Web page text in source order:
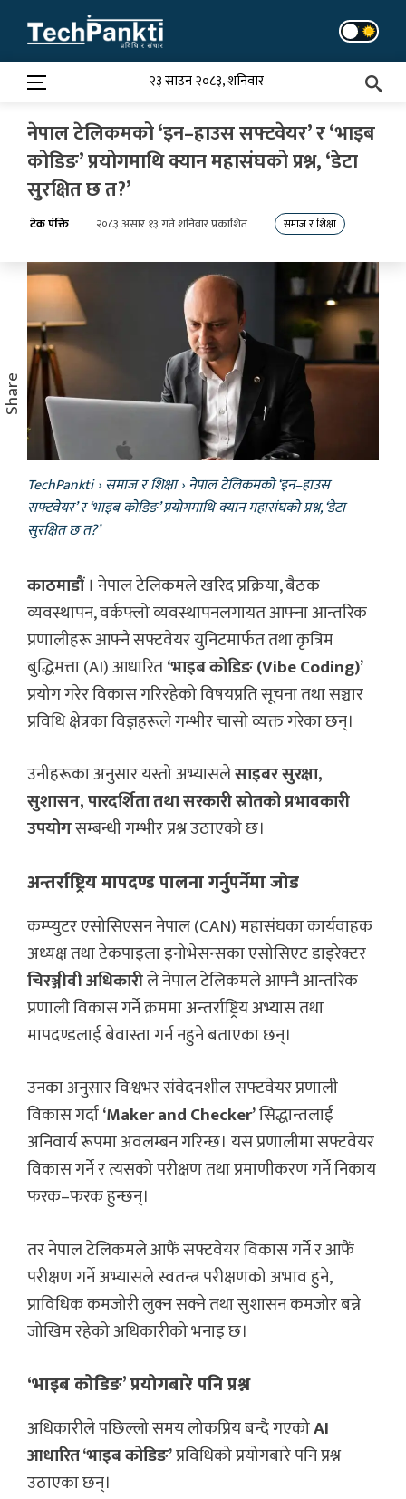
content
२३ साउन २०८३, शनिवार
नेपाल टेलिकमको ‘इन–हाउस सफ्टवेयर’ र ‘भाइब
कोडिङ’ प्रयोगमाथि क्यान महासंघको प्रश्न, ‘डेटा
सुरक्षित छ त?’
टेक पंक्ति २०८३ असार १३ गते शनिवार प्रकाशित समाज र शिक्षा
TechPankti› समाज र शिक्षा›नेपाल टेलिकमको ‘इन–हाउस
सफ्टवेयर’ र ‘भाइब कोडिङ’ प्रयोगमाथि क्यान महासंघको प्रश्न, ‘डेटा
सुरक्षित छ त?’
काठमाडौं ।नेपाल टेलिकमले खरिद प्रक्रिया, बैठक
व्यवस्थापन, वर्कफ्लो व्यवस्थापनलगायत आफ्ना आन्तरिक
प्रणालीहरू आफ्नै सफ्टवेयर युनिटमार्फत तथा कृत्रिम
बुद्धिमत्ता (AI) आधारित‘भाइब कोडिङ (Vibe Coding)’
प्रयोग गरेर विकास गरिरहेको विषयप्रति सूचना तथा सञ्चार
प्रविधि क्षेत्रका विज्ञहरूले गम्भीर चासो व्यक्त गरेका छन्।
उनीहरूका अनुसार यस्तो अभ्यासलेसाइबर सुरक्षा,
सुशासन, पारदर्शिता तथा सरकारी स्रोतको प्रभावकारी
उपयोगसम्बन्धी गम्भीर प्रश्न उठाएको छ।
अन्तर्राष्ट्रिय मापदण्ड पालना गर्नुपर्नेमा जोड
कम्प्युटर एसोसिएसन नेपाल (CAN) महासंघका कार्यवाहक
अध्यक्ष तथा टेकपाइला इनोभेसन्सका एसोसिएट डाइरेक्टर
चिरञ्जीवी अधिकारीले नेपाल टेलिकमले आफ्नै आन्तरिक
प्रणाली विकास गर्ने क्रममा अन्तर्राष्ट्रिय अभ्यास तथा
मापदण्डलाई बेवास्ता गर्न नहुने बताएका छन्।
उनका अनुसार विश्वभर संवेदनशील सफ्टवेयर प्रणाली
विकास गर्दा‘Maker and Checker’सिद्धान्तलाई
अनिवार्य रूपमा अवलम्बन गरिन्छ। यस प्रणालीमा सफ्टवेयर
विकास गर्ने र त्यसको परीक्षण तथा प्रमाणीकरण गर्ने निकाय
फरक–फरक हुन्छन्।
तर नेपाल टेलिकमले आफैं सफ्टवेयर विकास गर्ने र आफैं
परीक्षण गर्ने अभ्यासले स्वतन्त्र परीक्षणको अभाव हुने,
प्राविधिक कमजोरी लुक्न सक्ने तथा सुशासन कमजोर बन्ने
जोखिम रहेको अधिकारीको भनाइ छ।
‘भाइब कोडिङ’ प्रयोगबारे पनि प्रश्न
अधिकारीले पछिल्लो समय लोकप्रिय बन्दै गएकोAI
आधारित ‘भाइब कोडिङ’प्रविधिको प्रयोगबारे पनि प्रश्न
उठाएका छन्।